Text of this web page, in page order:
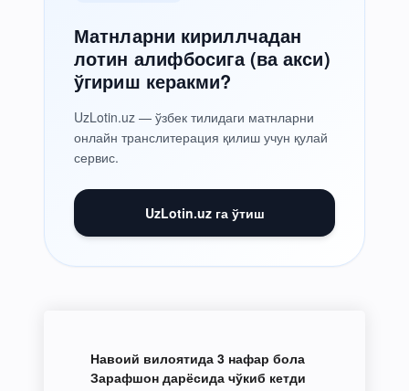
Матнларни кириллчадан
лотин алифбосига (ва акси)
ўгириш керакми?
UzLotin.uz — ўзбек тилидаги матнларни
онлайн транслитерация қилиш учун қулай
сервис.
UzLotin.uz га ўтиш
Навоий вилоятида 3 нафар бола
Зарафшон дарёсида чўкиб кетди